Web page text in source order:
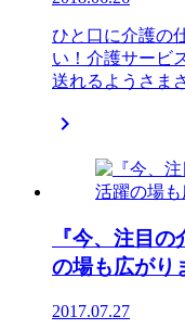
ひと口に介護の
い！介護サービ
送れるようさま

『今、注目
の場も広がり
2017.07.27